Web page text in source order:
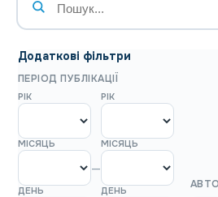
Додаткові фільтри
ПЕРІОД ПУБЛІКАЦІЇ
РІК
МІСЯЦЬ
ДЕНЬ
—
РІК
МІСЯЦЬ
ДЕНЬ